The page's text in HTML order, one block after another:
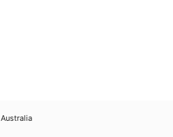
Australia